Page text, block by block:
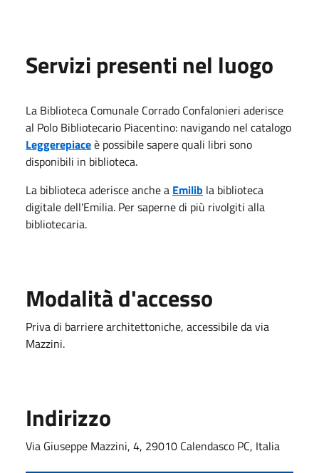
Servizi presenti nel luogo
La Biblioteca Comunale Corrado Confalonieri aderisce
al Polo Bibliotecario Piacentino: navigando nel catalogo
Leggerepiaceè possibile sapere quali libri sono
disponibili in biblioteca.
La biblioteca aderisce anche a Emilib la biblioteca
digitale dell'Emilia. Per saperne di più rivolgiti alla
bibliotecaria.
Modalità d'accesso
Priva di barriere architettoniche, accessibile da via
Mazzini.
Indirizzo
Via Giuseppe Mazzini, 4, 29010 Calendasco PC, Italia